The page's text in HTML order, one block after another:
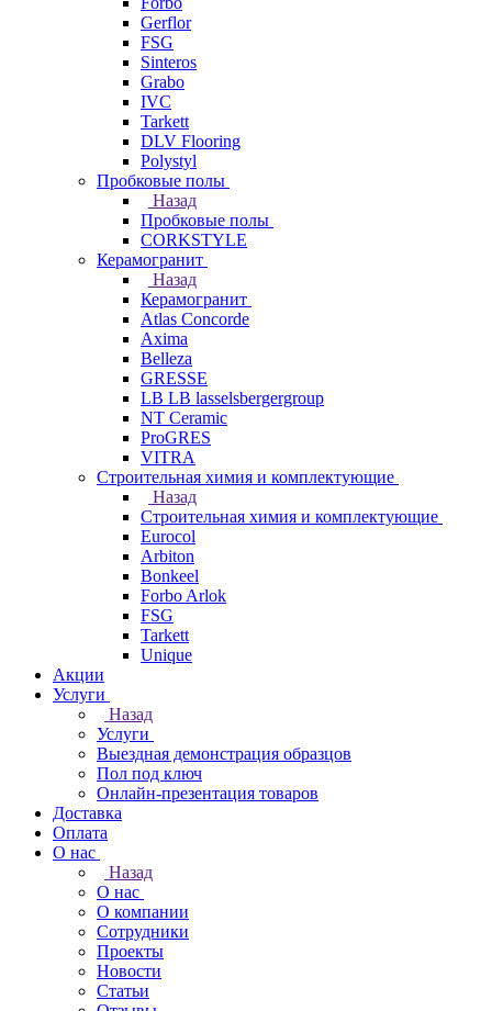
Gerflor
FSG
Sinteros
Grabo
IVC
Tarkett
DLV Flooring
Polystyl
Пробковые полы
Назад
Пробковые полы
CORKSTYLE
Керамогранит
Назад
Керамогранит
Atlas Concorde
Axima
Belleza
GRESSE
LB LB lasselsbergergroup
NT Ceramic
ProGRES
VITRA
Строительная химия и комплектующие
Назад
Строительная химия и комплектующие
Eurocol
Arbiton
Bonkeel
Forbo Arlok
FSG
Tarkett
Unique
Акции
Услуги
Назад
Услуги
Выездная демонстрация образцов
Пол под ключ
Онлайн-презентация товаров
Доставка
Оплата
О нас
Назад
О нас
О компании
Сотрудники
Проекты
Новости
Статьи